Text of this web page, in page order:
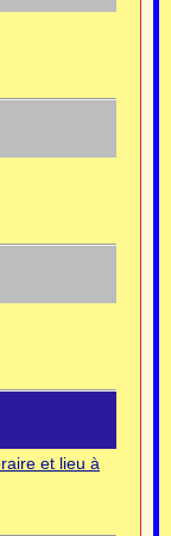
et lieu à